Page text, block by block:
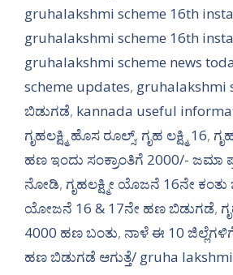
gruhalakshmi scheme 16th
gruhalakshmi scheme 16th
gruhalakshmi scheme news
scheme updates, gruhalakshmi
ಬಿಡುಗಡೆ, kannada useful
ಗೃಹಲಕ್ಷ್ಮಿ ಹೊಸ ರೂಲ್ಸ್, ಗೃಹ ಲಕ್ಷ್ಮಿ 16,
ಹಣ ಇಂದು ಸಂಕ್ರಾಂತಿಗೆ 2000/- ಜಮಾ
ನೋಡಿ, ಗೃಹಲಕ್ಷ್ಮೀ ಯೊಜನೆ 16ನೇ
ಯೋಜನೆ 16 & 17ನೇ ಹಣ ಬಿಡುಗಡೆ,
4000 ಹಣ ಬಂತು, ನಾಳೆ ಈ 10 ಜಿಲ್ಲೆಗಳಿಗೆ
ಹಣ ಬಿಡುಗಡೆ ಆಗುತ್ತೆ/ gruha